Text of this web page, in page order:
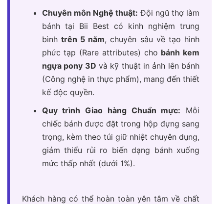
Chuyên môn Nghệ thuật: Đội ngũ thợ làm
bánh tại Bii Best có kinh nghiệm trung
bình trên 5 năm, chuyên sâu về tạo hình
phức tạp (Rare attributes) cho bánh kem
ngựa pony 3D và kỹ thuật in ảnh lên bánh
(Công nghệ in thực phẩm), mang đến thiết
kế độc quyền.
Quy trình Giao hàng Chuẩn mực: Mỗi
chiếc bánh được đặt trong hộp đựng sang
trọng, kèm theo túi giữ nhiệt chuyên dụng,
giảm thiểu rủi ro biến dạng bánh xuống
mức thấp nhất (dưới 1%).
Khách hàng có thể hoàn toàn yên tâm về chất